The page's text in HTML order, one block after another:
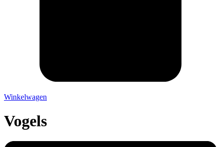
Winkelwagen
Vogels